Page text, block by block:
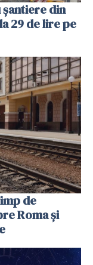
din
29 de lire pe
de
Roma și